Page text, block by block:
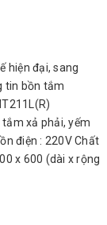
hiện đại, sang
tin bồn tắm
xả phải, yếm
điện : 220V Chất
x 600 (dài x rộng